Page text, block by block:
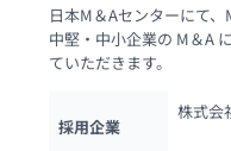
日本M＆Aセンターにて、
中堅・中小企業の M＆A
ていただきます。
採用企業
株式会